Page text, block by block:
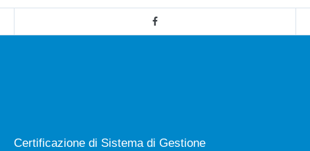
Certificazione di Sistema di Gestione